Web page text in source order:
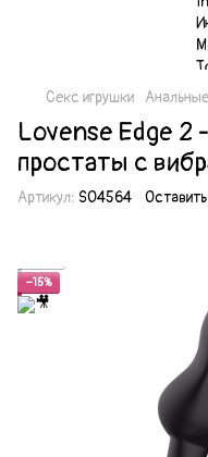
Секс игрушки
Lovense Edge 2
простаты с
Артикул: SO4564
−15%